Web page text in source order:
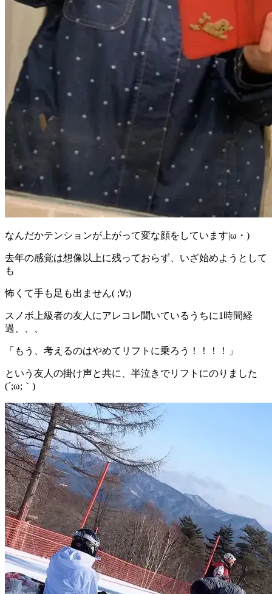
なんだかテンションが上がって変な顔をしています|ω・)
去年の感覚は想像以上に残っておらず、いざ始めようとして
も
怖くて手も足も出ません( ;∀;)
スノボ上級者の友人にアレコレ聞いているうちに1時間経
過、、、
「もう、考えるのはやめてリフトに乗ろう！！！！」
という友人の掛け声と共に、半泣きでリフトにのりました
(´;ω;｀)